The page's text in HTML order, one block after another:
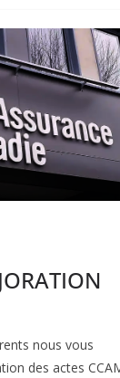
nous vous
des actes